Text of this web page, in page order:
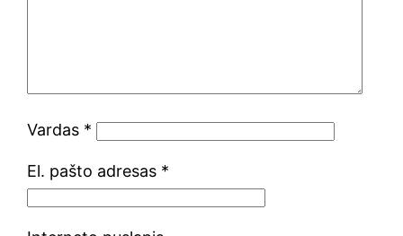
Vardas *
El. pašto adresas *